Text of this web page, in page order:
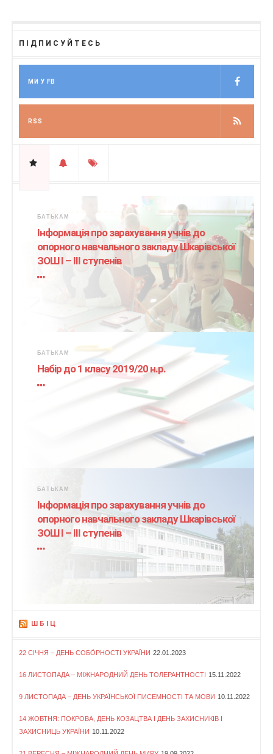
ПІДПИСУЙТЕСЬ
МИ У FB
RSS
БАТЬКАМ
Інформація про зарахування учнів до
опорного навчального закладу Шкарівської
ЗОШ І – ІІІ ступенів
БАТЬКАМ
Набір до 1 класу 2019/20 н.р.
БАТЬКАМ
Інформація про зарахування учнів до
опорного навчального закладу Шкарівської
ЗОШ І – ІІІ ступенів
ШБІЦ
22 СІЧНЯ – ДЕНЬ СОБО́РНОСТІ УКРАЇНИ 22.01.2023
16 ЛИСТОПАДА – МІЖНАРОДНИЙ ДЕНЬ ТОЛЕРАНТНОСТІ 15.11.2022
9 ЛИСТОПАДА – ДЕНЬ УКРАЇНСЬКОЇ ПИСЕМНОСТІ ТА МОВИ 10.11.2022
14 ЖОВТНЯ: ПОКРОВА, ДЕНЬ КОЗАЦТВА І ДЕНЬ ЗАХИСНИКІВ І
ЗАХИСНИЦЬ УКРАЇНИ 10.11.2022